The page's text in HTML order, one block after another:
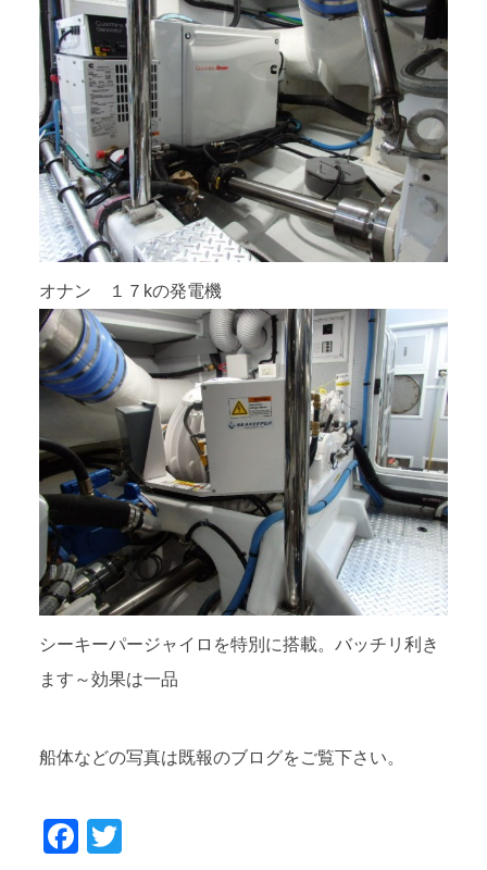
オナン １７kの発電機
シーキーパージャイロを特別に搭載。バッチリ利き
ます～効果は一品
船体などの写真は既報のブログをご覧下さい。
Facebook